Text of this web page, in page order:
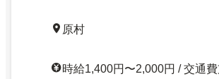
原村
時給1,400円〜2,000円 / 交通